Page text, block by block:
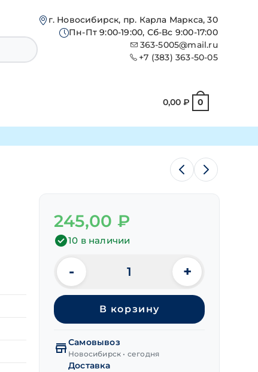
г. Новосибирск, пр. Карла Маркса, 30
Пн-Пт 9:00-19:00, Сб-Вс 9:00-17:00
363-5005@mail.ru
+7 (383) 363-50-05
0,00 ₽ 0
245,00 ₽
10 в наличии
Количество
товара
Лента
неперфорированная
20х0,4 мм
L=10м
- +
В корзину
Самовывоз
Новосибирск • сегодня
Доставка